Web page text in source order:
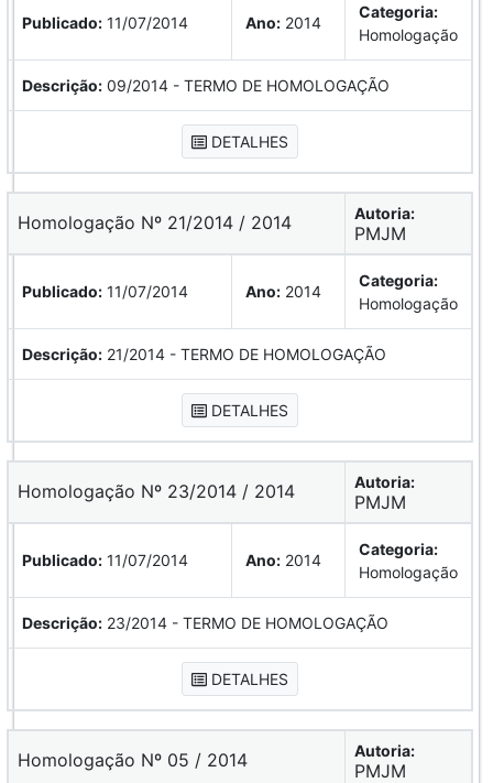
Publicado: 11/07/2014 Ano: 2014
Categoria:
Homologação
Descrição: 09/2014 - TERMO DE HOMOLOGAÇÃO
DETALHES
Homologação Nº 21/2014 / 2014 Autoria:
PMJM
Publicado: 11/07/2014 Ano: 2014
Categoria:
Homologação
Descrição: 21/2014 - TERMO DE HOMOLOGAÇÃO
DETALHES
Homologação Nº 23/2014 / 2014 Autoria:
PMJM
Publicado: 11/07/2014 Ano: 2014
Categoria:
Homologação
Descrição: 23/2014 - TERMO DE HOMOLOGAÇÃO
DETALHES
Homologação Nº 05 / 2014 Autoria:
PMJM